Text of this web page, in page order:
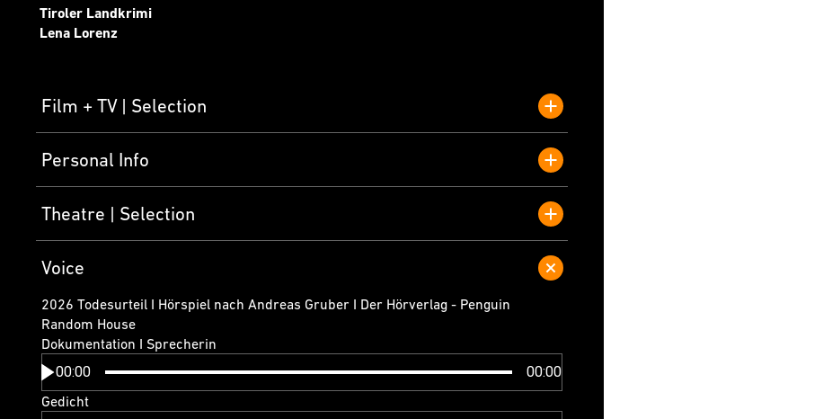
Tiroler Landkrimi
Lena Lorenz
Film + TV Selection
Personal Info
Theatre Selection
Voice
2026 Todesurteil I Hörspiel nach Andreas Gruber I Der Hörverlag - Penguin
Random House
Dokumentation I Sprecherin
00:00 00:00
Gedicht